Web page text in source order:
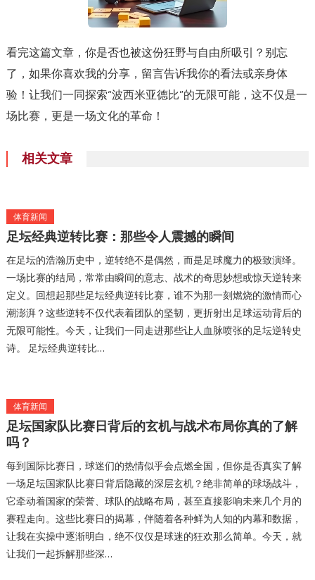
看完这篇文章，你是否也被这份狂野与自由所吸引？别忘
了，如果你喜欢我的分享，留言告诉我你的看法或亲身体
验！让我们一同探索“波西米亚德比”的无限可能，这不仅是一
场比赛，更是一场文化的革命！
相关文章
体育新闻
足坛经典逆转比赛：那些令人震撼的瞬间
在足坛的浩瀚历史中，逆转绝不是偶然，而是足球魔力的极致演绎。
一场比赛的结局，常常由瞬间的意志、战术的奇思妙想或惊天逆转来
定义。回想起那些足坛经典逆转比赛，谁不为那一刻燃烧的激情而心
潮澎湃？这些逆转不仅代表着团队的坚韧，更折射出足球运动背后的
无限可能性。今天，让我们一同走进那些让人血脉喷张的足坛逆转史
诗。 足坛经典逆转比…
体育新闻
足坛国家队比赛日背后的玄机与战术布局你真的了解
吗？
每到国际比赛日，球迷们的热情似乎会点燃全国，但你是否真实了解
一场足坛国家队比赛日背后隐藏的深层玄机？绝非简单的球场战斗，
它牵动着国家的荣誉、球队的战略布局，甚至直接影响未来几个月的
赛程走向。这些比赛日的揭幕，伴随着各种鲜为人知的内幕和数据，
让我在实操中逐渐明白，绝不仅仅是球迷的狂欢那么简单。今天，就
让我们一起拆解那些深…